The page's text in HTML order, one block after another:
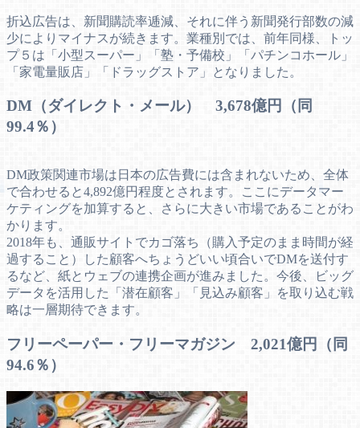
折込広告は、新聞購読率逓減、それに伴う新聞発行部数の減
少によりマイナスが続きます。業種別では、前年同様、トッ
プ５は「小型スーパー」「塾・予備校」「パチンコホール」
「家電量販店」「ドラッグストア」となりました。
DM（ダイレクト・メール） 3,678億円（同
99.4％）
DM政策関連市場は日本の広告費には含まれないため、全体
で合わせると4,892億円程度とされます。ここにデータマー
ケティングを加算すると、さらに大きい市場であることがわ
かります。
2018年も、通販サイトでカゴ落ち（購入予定のまま時間が経
過すること）した顧客へちょうどいい頃合いでDMを送付す
るなど、紙とウェブの連携企画が進みました。今後、ビッグ
データを活用した「潜在顧客」「見込み顧客」を取り込む戦
略は一層期待できます。
フリーペーパー・フリーマガジン 2,021億円（同
94.6％）